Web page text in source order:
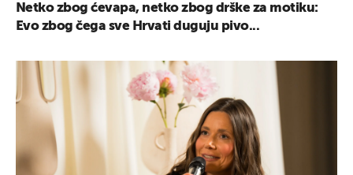
Netko zbog ćevapa, netko zbog drške za motiku:
Evo zbog čega sve Hrvati duguju pivo...